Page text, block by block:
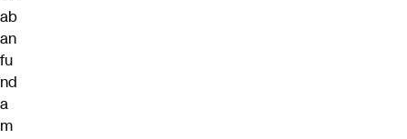
ab
an
fu
nd
a
m